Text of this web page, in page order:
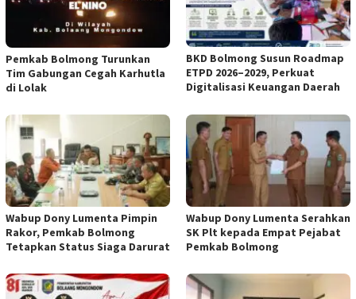
Pemkab Bolmong Turunkan
Tim Gabungan Cegah Karhutla
di Lolak
BKD Bolmong Susun Roadmap
ETPD 2026–2029, Perkuat
Digitalisasi Keuangan Daerah
Wabup Dony Lumenta Pimpin
Rakor, Pemkab Bolmong
Tetapkan Status Siaga Darurat
Wabup Dony Lumenta Serahkan
SK Plt kepada Empat Pejabat
Pemkab Bolmong